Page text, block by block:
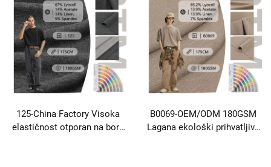
Rib tkanina Za djecu osnovni
sloj majica
proljetne ljetne majice
125-China Factory Visoka
elastičnost otporan na bore
B0069-OEM/ODM 180GSM
Lagana ekološki prihvatljiva